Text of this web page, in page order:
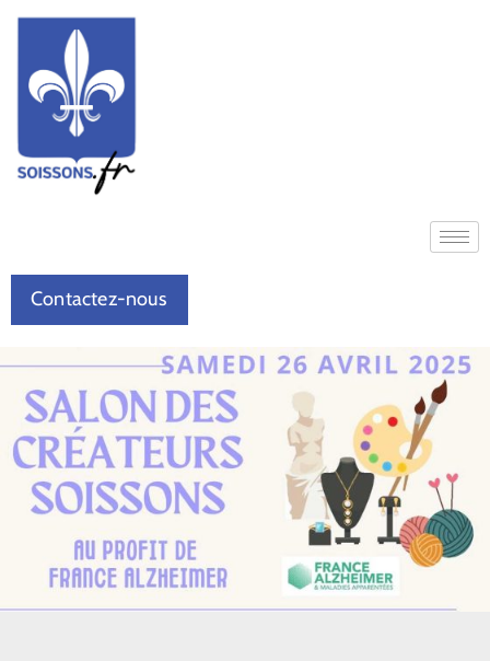
Contactez-nous